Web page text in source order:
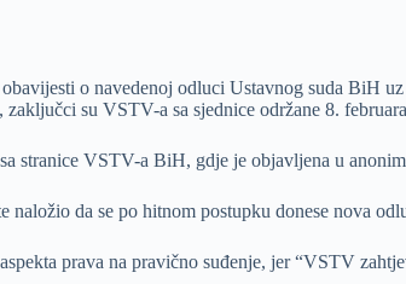
o navedenoj odluci Ustavnog suda BiH
su VSTV-a sa sjednice održane 8.
stranice VSTV-a BiH, gdje je objavljena u
da se po hitnom postupku donese nova
prava na pravično suđenje, jer “VSTV